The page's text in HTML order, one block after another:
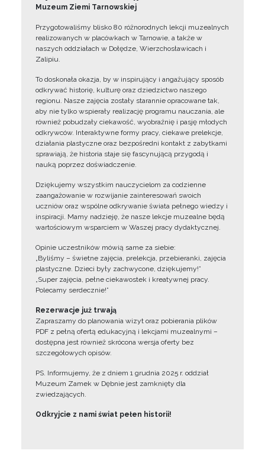
Muzeum Ziemi Tarnowskiej
Przygotowaliśmy blisko 80 różnorodnych lekcji muzealnych
realizowanych w placówkach w Tarnowie, a także w
naszych oddziałach w Dołędze, Wierzchosławicach i
Zalipiu.
To doskonała okazja, by w inspirujący i angażujący sposób
odkrywać historię, kulturę oraz dziedzictwo naszego
regionu. Nasze zajęcia zostały starannie opracowane tak,
aby nie tylko wspierały realizację programu nauczania, ale
również pobudzały ciekawość, wyobraźnię i pasję młodych
odkrywców. Interaktywne formy pracy, ciekawe prelekcje,
działania plastyczne oraz bezpośredni kontakt z zabytkami
sprawiają, że historia staje się fascynującą przygodą i
nauką poprzez doświadczenie.
Dziękujemy wszystkim nauczycielom za codzienne
zaangażowanie w rozwijanie zainteresowań swoich
uczniów oraz wspólne odkrywanie świata pełnego wiedzy i
inspiracji. Mamy nadzieję, że nasze lekcje muzealne będą
wartościowym wsparciem w Waszej pracy dydaktycznej.
Opinie uczestników mówią same za siebie:
„Byliśmy – świetne zajęcia, prelekcja, przebieranki, zajęcia
plastyczne. Dzieci były zachwycone, dziękujemy!”
„Super zajęcia, pełne ciekawostek i kreatywnej pracy.
Polecamy serdecznie!”
Rezerwacje już trwają
Zapraszamy do planowania wizyt oraz pobierania plików
PDF z pełną ofertą edukacyjną i lekcjami muzealnymi –
dostępna jest również skrócona wersja oferty bez
szczegółowych opisów.
PS. Informujemy, że z dniem 1 grudnia 2025 r. oddział
Muzeum Zamek w Dębnie jest zamknięty dla
zwiedzających.
Odkryjcie z nami świat pełen historii!